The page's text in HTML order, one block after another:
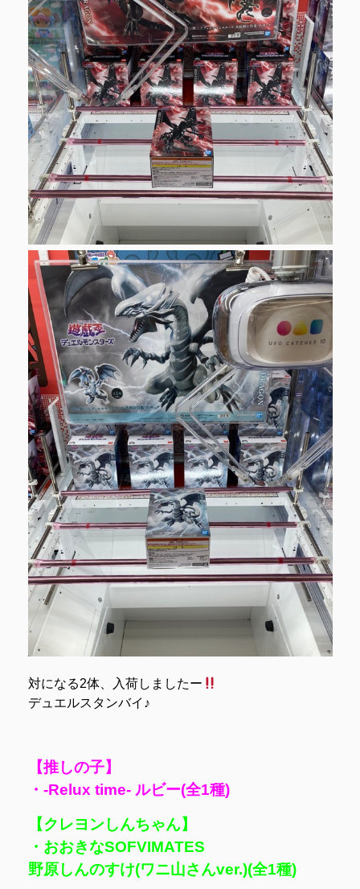
対になる2体、入荷しましたー
デュエルスタンバイ♪
【推しの子】
・-Relux time- ルビー(全1種)
【クレヨンしんちゃん】
・おおきなSOFVIMATES
野原しんのすけ(ワニ山さんver.)(全1種)